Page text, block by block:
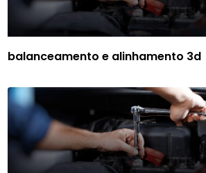
balanceamento e alinhamento 3d